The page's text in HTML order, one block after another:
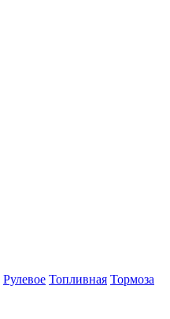
Рулевое Топливная Тормоза